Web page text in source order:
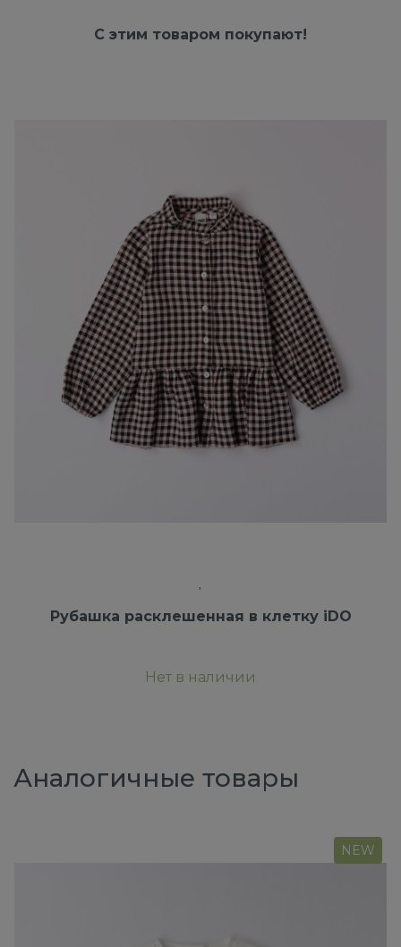
С этим товаром покупают!
Рубашка расклешенная в клетку iDO
Нет в наличии
Аналогичные товары
NEW